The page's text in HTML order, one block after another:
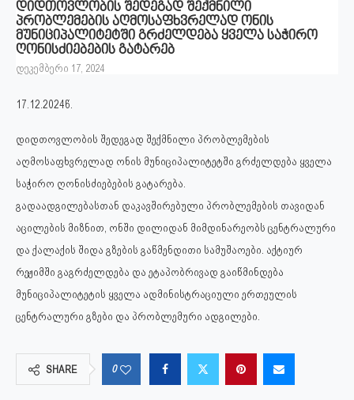
დიდთოვლობის შედეგად შექმნილი
პრობლემების აღმოსაფხვრელად ონის
მუნიციპალიტეტში გრძელდება ყველა საჭირო
ღონისძიებების გატარებ
დეკემბერი 17, 2024
17.12.2024წ.
დიდთოვლობის შედეგად შექმნილი პრობლემების
აღმოსაფხვრელად ონის მუნიციპალიტეტში გრძელდება ყველა
საჭირო ღონისძიებების გატარება.
გადაადგილებასთან დაკავშირებული პრობლემების თავიდან
აცილების მიზნით, ონში დილიდან მიმდინარეობს ცენტრალური
და ქალაქის შიდა გზების გაწმენდითი სამუშაოები. აქტიურ
რეჟიმში გაგრძელდება და ეტაპობრივად გაიწმინდება
მუნიციპალიტეტის ყველა ადმინისტრაციული ერთეულის
ცენტრალური გზები და პრობლემური ადგილები.
SHARE 0